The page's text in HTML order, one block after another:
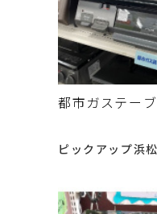
都市ガステー
ピックアップ浜